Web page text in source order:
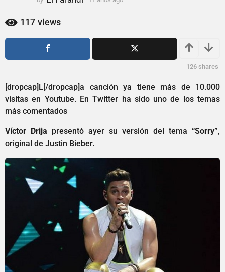
ñ
o
o
o
117 views
126 shares
[dropcap]L[/dropcap]a canción ya tiene más de 10.000
visitas en Youtube. En Twitter ha sido uno de los temas
más comentados
Víctor Drija presentó ayer su versión del tema “Sorry”,
original de Justin Bieber.